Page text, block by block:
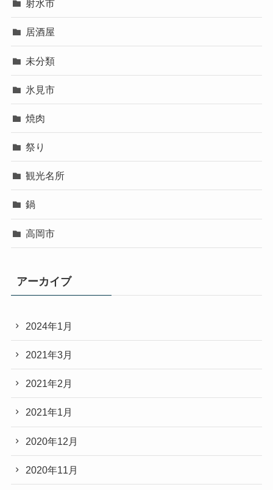
射水市
居酒屋
未分類
氷見市
焼肉
祭り
観光名所
鍋
高岡市
アーカイブ
2024年1月
2021年3月
2021年2月
2021年1月
2020年12月
2020年11月